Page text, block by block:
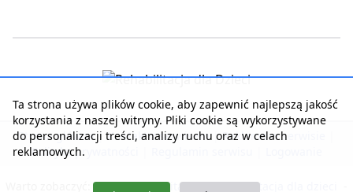
Strona główna | Kontakt z serwisem | Reklama w serwisie
Polityka prywatności
Warto zobaczyć: Nasza rehabilitacja - Rehabilitacja dla dzieci
Ta strona używa plików cookie, aby zapewnić najlepszą jakość
korzystania z naszej witryny. Pliki cookie są wykorzystywane
do personalizacji treści, analizy ruchu oraz w celach
reklamowych.